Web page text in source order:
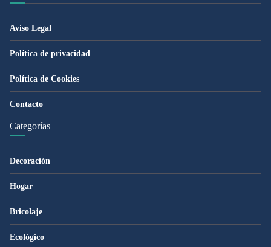
Aviso Legal
Política de privacidad
Política de Cookies
Contacto
Categorías
Decoración
Hogar
Bricolaje
Ecológico